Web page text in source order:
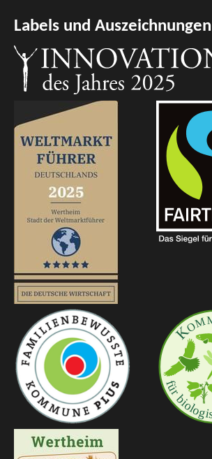
Labels und Auszeichnungen